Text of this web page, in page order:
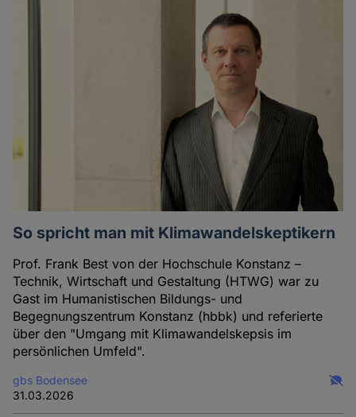
So spricht man mit Klimawandelskeptikern
Prof. Frank Best von der Hochschule Konstanz –
Technik, Wirtschaft und Gestaltung (HTWG) war zu
Gast im Humanistischen Bildungs- und
Begegnungszentrum Konstanz (hbbk) und referierte
über den "Umgang mit Klimawandelskepsis im
persönlichen Umfeld".
gbs Bodensee
31.03.2026